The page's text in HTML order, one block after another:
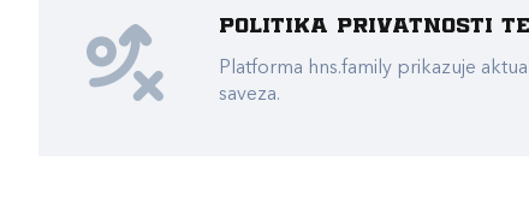
Politika privatnosti te
Platforma hns.family prikazuje
saveza.